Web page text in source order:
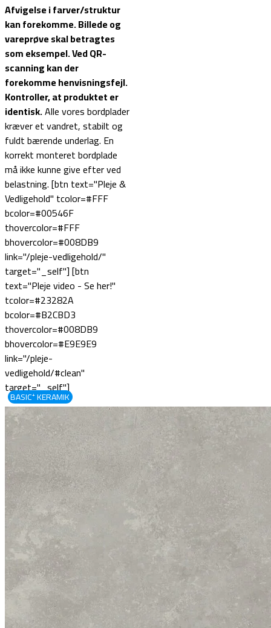
Afvigelse i farver/struktur
kan forekomme. Billede og
vareprøve skal betragtes
som eksempel.Ved QR-
scanning kan der
forekomme henvisningsfejl.
Kontroller, at produktet er
identisk.Alle vores bordplader
kræver et vandret, stabilt og
fuldt bærende underlag. En
korrekt monteret bordplade
må ikke kunne give efter ved
belastning. [btn text="Pleje &
Vedligehold" tcolor=#FFF
bcolor=#00546F
thovercolor=#FFF
bhovercolor=#008DB9
link="/pleje-vedligehold/"
target="_self"] [btn
text="Pleje video - Se her!"
tcolor=#23282A
bcolor=#B2CBD3
thovercolor=#008DB9
bhovercolor=#E9E9E9
link="/pleje-
vedligehold/#clean"
target="_self"]
BASIC⁺ KERAMIK